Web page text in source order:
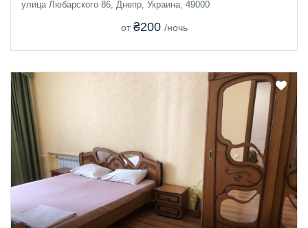
улица Любарского 86, Днепр, Украина, 49000
от ₴200 /ночь